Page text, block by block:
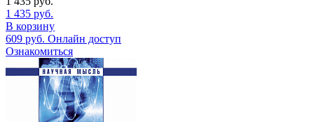
1 435 руб.
В корзину
609 руб. Онлайн доступ
Ознакомиться